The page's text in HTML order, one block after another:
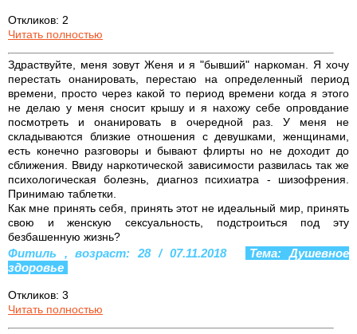
Откликов: 2
Читать полностью
Здраствуйте, меня зовут Женя и я "бывший" наркоман. Я хочу
перестать онанировать, перестаю на определенный период
времени, просто через какой то период времени когда я этого
не делаю у меня сносит крышу и я нахожу себе опровдание
посмотреть и онанировать в очередной раз. У меня не
складываются близкие отношения с девушками, женщинами,
есть конечно разговоры и бывают флирты но не доходит до
сближения. Ввиду наркотической зависимости развилась так же
психологическая болезнь, диагноз психиатра - шизофрения.
Принимаю таблетки.
Как мне принять себя, принять этот не идеальный мир, принять
свою и женскую сексуальность, подстроиться под эту
безбашенную жизнь?
Фитиль , возраст: 28 / 07.11.2018
Тема: Душевное
здоровье
Откликов: 3
Читать полностью